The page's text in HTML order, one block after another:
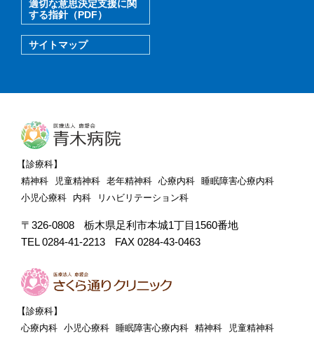
適切な意思決定支援に関
する指針（PDF）
サイトマップ
【診療科】
精神科
児童精神科 老年精神科 心療内科
睡眠障害心療内科
小児心療科
内科 リハビリテーション科
〒326-0808
栃木県足利市本城1丁目1560番地
TEL 0284-41-2213
FAX 0284-43-0463
【診療科】
心療内科 小児心療科 睡眠障害心療内科 精神科 児童精神科